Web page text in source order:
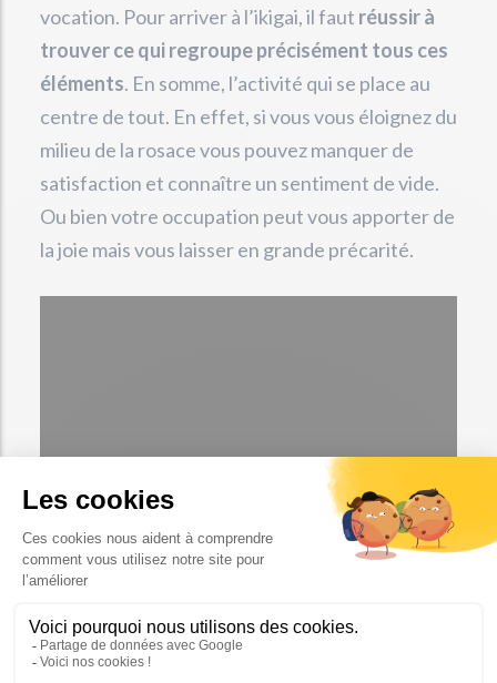
vocation. Pour arriver à l’ikigai, il faut réussir à
trouver ce qui regroupe précisément tous ces
éléments. En somme, l’activité qui se place au
centre de tout. En effet, si vous vous éloignez du
milieu de la rosace vous pouvez manquer de
satisfaction et connaître un sentiment de vide.
Ou bien votre occupation peut vous apporter de
la joie mais vous laisser en grande précarité.